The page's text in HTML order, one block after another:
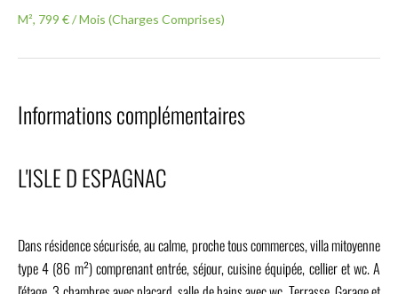
M², 799 € / Mois (Charges Comprises)
Informations complémentaires
L'ISLE D ESPAGNAC
Dans résidence sécurisée, au calme, proche tous commerces, villa mitoyenne
type 4 (86 m²) comprenant entrée, séjour, cuisine équipée, cellier et wc. A